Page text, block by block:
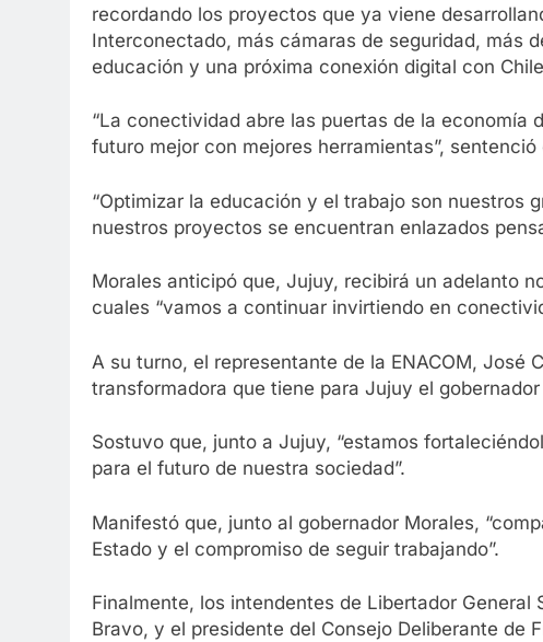
recordando los proyectos que ya viene
Interconectado, más cámaras de seguridad, más
educación y una próxima conexión digital con
“La conectividad abre las puertas de la economía
futuro mejor con mejores herramientas”, sentenció
“Optimizar la educación y el trabajo son nuestros
nuestros proyectos se encuentran enlazados
Morales anticipó que, Jujuy, recibirá un adelanto
cuales “vamos a continuar invirtiendo en
A su turno, el representante de la ENACOM, José
transformadora que tiene para Jujuy el
Sostuvo que, junto a Jujuy, “estamos
para el futuro de nuestra sociedad”.
Manifestó que, junto al gobernador Morales,
Estado y el compromiso de seguir trabajando”.
Finalmente, los intendentes de Libertador
Bravo, y el presidente del Consejo Deliberante de